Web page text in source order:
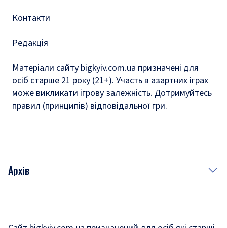
Контакти
Редакція
Матеріали сайту bigkyiv.com.ua призначені для
осіб старше 21 року (21+). Участь в азартних іграх
може викликати ігрову залежність. Дотримуйтесь
правил (принципів) відповідальної гри.
Архів